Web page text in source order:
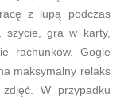
z lupą podczas
szycie, gra w karty,
rachunków. Gogle
maksymalny relaks
W przypadku